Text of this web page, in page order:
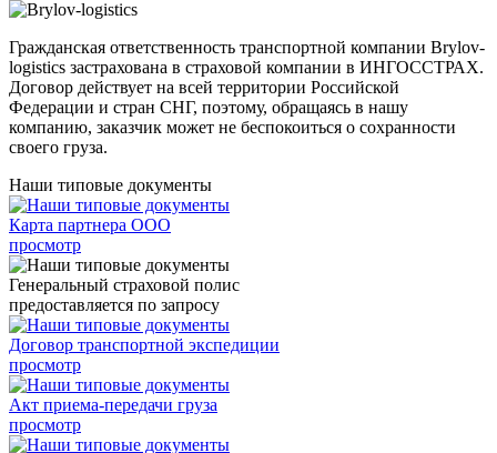
Гражданская ответственность транспортной компании Brylov-
logistics застрахована в страховой компании в ИНГОСCТРАХ.
Договор действует на всей территории Российской
Федерации и стран СНГ, поэтому, обращаясь в нашу
компанию, заказчик может не беспокоиться о сохранности
своего груза.
Наши типовые документы
Карта партнера ООО
просмотр
Генеральный страховой полис
предоставляется по запросу
Договор транспортной экспедиции
просмотр
Акт приема-передачи груза
просмотр